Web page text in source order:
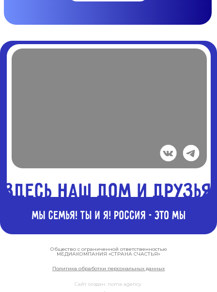
Политика обработки персональных данных
Общество с ограниченной ответственностью
МЕДИАКОМПАНИЯ «СТРАНА СЧАСТЬЯ»
Сайт создан: noma agency